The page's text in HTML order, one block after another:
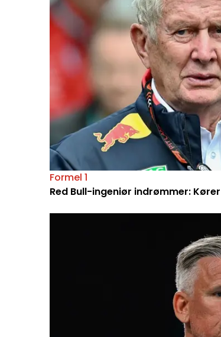
Formel 1
Red Bull-ingeniør indrømmer: